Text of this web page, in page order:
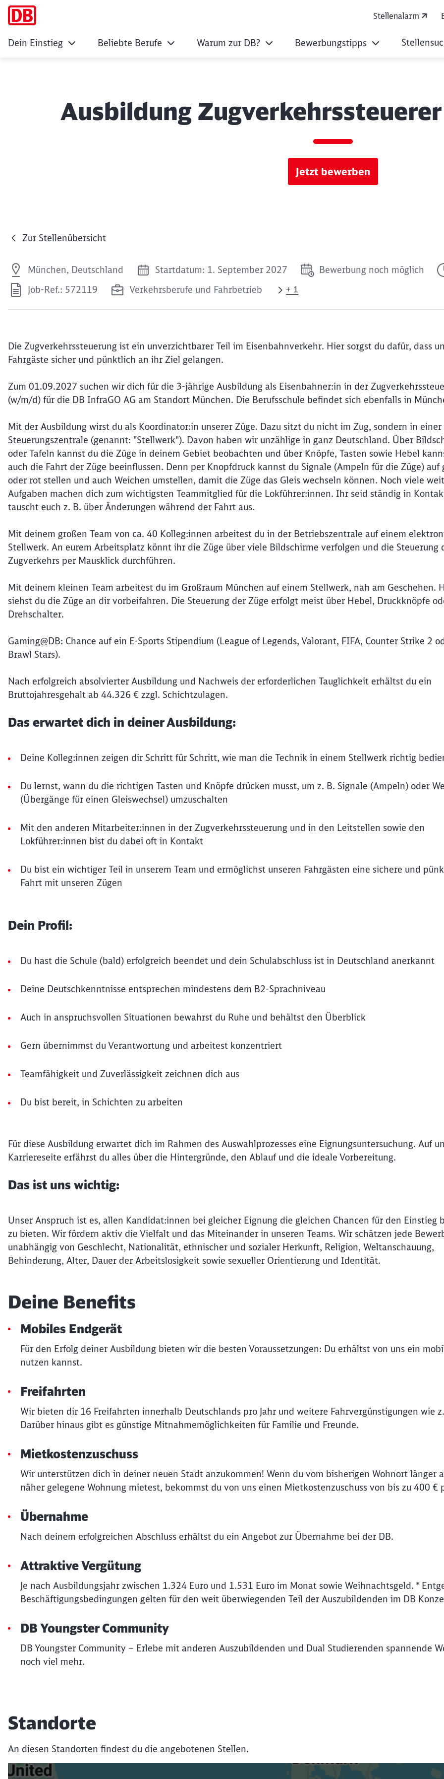
Stellenalarm
Dein Einstieg Beliebte Berufe Warum zur DB? Bewerbungstipps
Ausbildung
Jetzt bewerben
Zur Stellenübersicht
München, Deutschland Startdatum: 1. September 2027 Bewerbung noch möglich
Job-Ref.: 572119
Verkehrsberufe und Fahrbetrieb + 1
Die Zugverkehrssteuerung ist ein unverzichtbarer Teil im Eisenbahnverkehr. Hier sorgst du dafür, dass
Fahrgäste sicher und pünktlich an ihr Ziel gelangen.
Zum 01.09.2027 suchen wir dich für die 3-jährige Ausbildung als Eisenbahner:in in der
(w/m/d) für die DB InfraGO AG am Standort München. Die Berufsschule befindet sich ebenfalls in
Mit der Ausbildung wirst du als Koordinator:in unserer Züge. Dazu sitzt du nicht im Zug, sondern in einer
Steuerungszentrale (genannt: "Stellwerk"). Davon haben wir unzählige in ganz Deutschland. Über
oder Tafeln kannst du die Züge in deinem Gebiet beobachten und über Knöpfe, Tasten sowie Hebel
auch die Fahrt der Züge beeinflussen. Denn per Knopfdruck kannst du Signale (Ampeln für die Züge) auf
oder rot stellen und auch Weichen umstellen, damit die Züge das Gleis wechseln können. Noch viele
Aufgaben machen dich zum wichtigsten Teammitglied für die Lokführer:innen. Ihr seid ständig in
tauscht euch z. B. über Änderungen während der Fahrt aus.
Mit deinem großen Team von ca. 40 Kolleg:innen arbeitest du in der Betriebszentrale auf einem
Stellwerk. An eurem Arbeitsplatz könnt ihr die Züge über viele Bildschirme verfolgen und die Steuerung
Zugverkehrs per Mausklick durchführen.
Mit deinem kleinen Team arbeitest du im Großraum München auf einem Stellwerk, nah am Geschehen.
siehst du die Züge an dir vorbeifahren. Die Steuerung der Züge erfolgt meist über Hebel, Druckknöpfe
Drehschalter.
Gaming@DB: Chance auf ein E-Sports Stipendium (League of Legends, Valorant, FIFA, Counter Strike 2
Brawl Stars).
Nach erfolgreich absolvierter Ausbildung und Nachweis der erforderlichen Tauglichkeit erhältst du ein
Bruttojahresgehalt ab 44.326 € zzgl. Schichtzulagen.
Das erwartet dich in deiner Ausbildung:
Deine Kolleg:innen zeigen dir Schritt für Schritt, wie man die Technik in einem Stellwerk richtig
Du lernst, wann du die richtigen Tasten und Knöpfe drücken musst, um z. B. Signale (Ampeln) oder
(Übergänge für einen Gleiswechsel) umzuschalten
Mit den anderen Mitarbeiter:innen in der Zugverkehrssteuerung und in den Leitstellen sowie den
Lokführer:innen bist du dabei oft in Kontakt
Du bist ein wichtiger Teil in unserem Team und ermöglichst unseren Fahrgästen eine sichere und
Fahrt mit unseren Zügen
Dein Profil:
Du hast die Schule (bald) erfolgreich beendet und dein Schulabschluss ist in Deutschland anerkannt
Deine Deutschkenntnisse entsprechen mindestens dem B2-Sprachniveau
Auch in anspruchsvollen Situationen bewahrst du Ruhe und behältst den Überblick
Gern übernimmst du Verantwortung und arbeitest konzentriert
Teamfähigkeit und Zuverlässigkeit zeichnen dich aus
Du bist bereit, in Schichten zu arbeiten
Für diese Ausbildung erwartet dich im Rahmen des Auswahlprozesses eine Eignungsuntersuchung. Auf
Karriereseite erfährst du alles über die Hintergründe, den Ablauf und die ideale Vorbereitung.
Das ist uns wichtig:
Unser Anspruch ist es, allen Kandidat:innen bei gleicher Eignung die gleichen Chancen für den Einstieg
zu bieten. Wir fördern aktiv die Vielfalt und das Miteinander in unseren Teams. Wir schätzen jede
unabhängig von Geschlecht, Nationalität, ethnischer und sozialer Herkunft, Religion, Weltanschauung,
Behinderung, Alter, Dauer der Arbeitslosigkeit sowie sexueller Orientierung und Identität.
Deine Benefits
Mobiles Endgerät
Für den Erfolg deiner Ausbildung bieten wir die besten Voraussetzungen: Du erhältst von uns ein
nutzen kannst.
Freifahrten
Wir bieten dir 16 Freifahrten innerhalb Deutschlands pro Jahr und weitere Fahrvergünstigungen wie
Darüber hinaus gibt es günstige Mitnahmemöglichkeiten für Familie und Freunde.
Mietkostenzuschuss
Wir unterstützen dich in deiner neuen Stadt anzukommen! Wenn du vom bisherigen Wohnort länger
näher gelegene Wohnung mietest, bekommst du von uns einen Mietkostenzuschuss von bis zu 400 €
Übernahme
Nach deinem erfolgreichen Abschluss erhältst du ein Angebot zur Übernahme bei der DB.
Attraktive Vergütung
Je nach Ausbildungsjahr zwischen 1.324 Euro und 1.531 Euro im Monat sowie Weihnachtsgeld. *
Beschäftigungsbedingungen gelten für den weit überwiegenden Teil der Auszubildenden im DB
DB Youngster Community
DB Youngster Community – Erlebe mit anderen Auszubildenden und Dual Studierenden spannende
noch viel mehr.
Standorte
An diesen Standorten findest du die angebotenen Stellen.